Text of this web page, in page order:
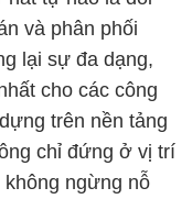
và phân phối
lại sự đa dạng,
cho các công
trên nền tảng
chỉ đứng ở vị trí
ngừng nỗ